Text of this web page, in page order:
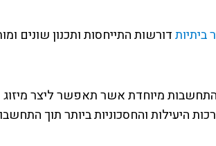
ביתיותדורשות התייחסות ותכנון שונים
מיוחדת אשר תאפשר ליצר מיזוג
היעילות והחסכוניות ביותר תוך